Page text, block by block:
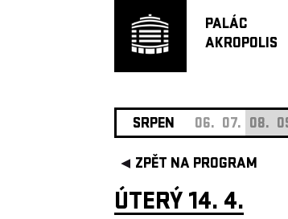
PALÁC
AKROPOLIS
SRPEN 06. 07. 08.
ZPĚT NA PROGRAM
ÚTERÝ 14. 4.